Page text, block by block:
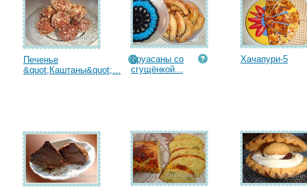
Печенье
&quot;Каштаны&quot;...
Круасаны со
сгущёнкой...
Хачапури-5